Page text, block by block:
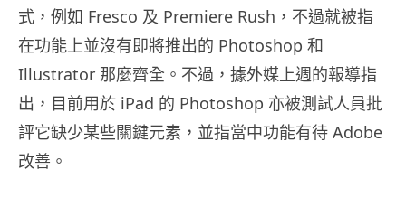
式，例如 Fresco 及 Premiere Rush，不過就被指
在功能上並沒有即將推出的 Photoshop 和
Illustrator 那麼齊全。不過，據外媒上週的報導指
出，目前用於 iPad 的 Photoshop 亦被測試人員批
評它缺少某些關鍵元素，並指當中功能有待 Adobe
改善。